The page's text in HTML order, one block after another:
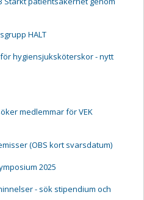
HALT
hygiensjuksköterskor - nytt
medlemmar för VEK
(OBS kort svarsdatum)
2025
- sök stipendium och